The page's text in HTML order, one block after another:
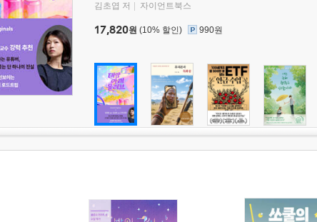
김초엽 저 자이언트북스
17,820원 (10% 할인) 990원